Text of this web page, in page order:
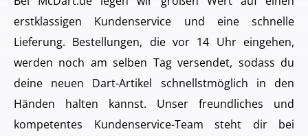
erstklassigen Kundenservice und eine schnelle
Lieferung. Bestellungen, die vor 14 Uhr eingehen,
werden noch am selben Tag versendet, sodass du
deine neuen Dart-Artikel schnellstmöglich in den
Händen halten kannst. Unser freundliches und
kompetentes Kundenservice-Team steht dir bei